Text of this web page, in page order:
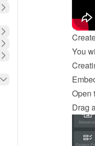
Open
Drag